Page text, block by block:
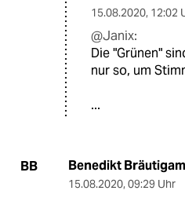
15.08.2020, 12:02
@Janix:
Die "Grünen"
nur so, um
...
BB Benedikt Bräutigam
15.08.2020, 09:29 Uhr